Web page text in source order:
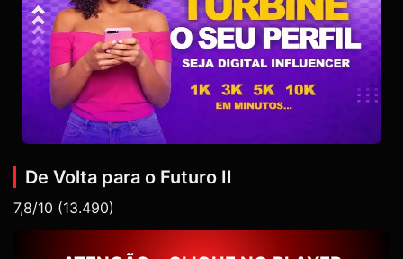
De Volta para o Futuro II
7,8/10 (13.490)